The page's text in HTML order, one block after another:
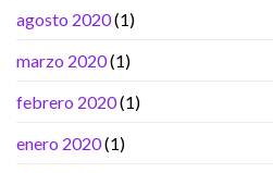
agosto 2020(1)
marzo 2020(1)
febrero 2020(1)
enero 2020(1)